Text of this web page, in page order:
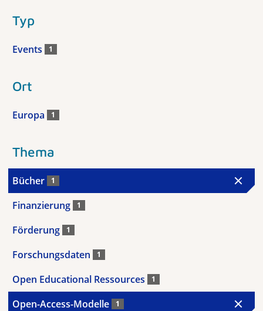
Typ
Events 1
Ort
Europa 1
Thema
Bücher 1
Finanzierung 1
Förderung 1
Forschungsdaten 1
Open Educational Ressources 1
Open-Access-Modelle 1